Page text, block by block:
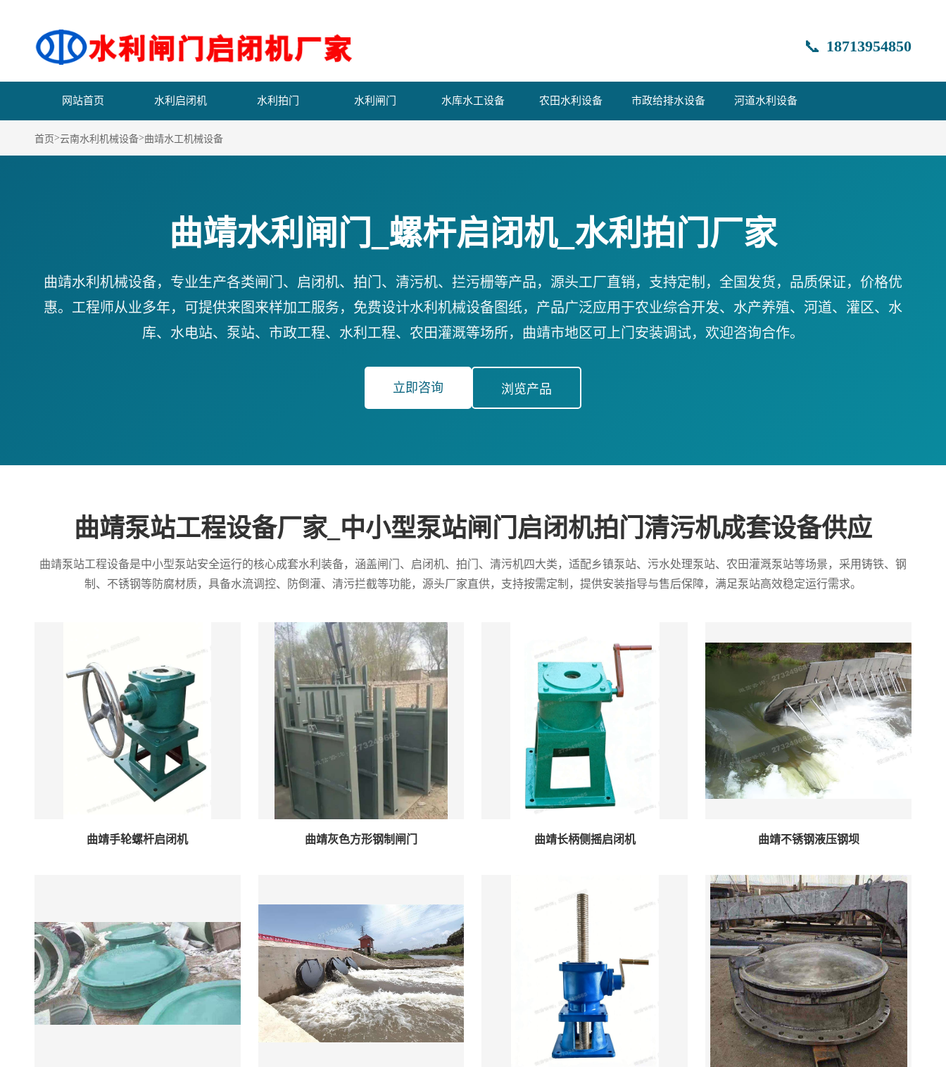
📞 18713954850
网站首页 水利启闭机 水利拍门 水利闸门 水库水工设备 农田水利设备 市政给排水设备 河道水利设备
首页>云南水利机械设备>曲靖水工机械设备
曲靖水利闸门_螺杆启闭机_水利拍门厂家
曲靖水利机械设备，专业生产各类闸门、启闭机、拍门、清污机、拦污栅等产品，源头工厂直销，支持定制，全国发货，品质保证，价格优
惠。工程师从业多年，可提供来图来样加工服务，免费设计水利机械设备图纸，产品广泛应用于农业综合开发、水产养殖、河道、灌区、水
库、水电站、泵站、市政工程、水利工程、农田灌溉等场所，曲靖市地区可上门安装调试，欢迎咨询合作。
立即咨询 浏览产品
曲靖泵站工程设备厂家_中小型泵站闸门启闭机拍门清污机成套设备供应
曲靖泵站工程设备是中小型泵站安全运行的核心成套水利装备，涵盖闸门、启闭机、拍门、清污机四大类，适配乡镇泵站、污水处理泵站、农田灌溉泵站等场景，采用铸铁、钢
制、不锈钢等防腐材质，具备水流调控、防倒灌、清污拦截等功能，源头厂家直供，支持按需定制，提供安装指导与售后保障，满足泵站高效稳定运行需求。
曲靖手轮螺杆启闭机 曲靖灰色方形钢制闸门 曲靖长柄侧摇启闭机 曲靖不锈钢液压钢坝